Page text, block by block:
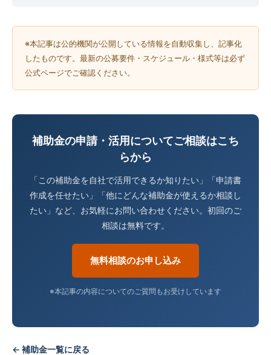
※本記事は公的機関が公開している情報を自動収集し、記事化
したものです。最新の公募要件・スケジュール・様式等は必ず
公式ページでご確認ください。
補助金の申請・活用についてご相談はこち
らから
「この補助金を自社で活用できるか知りたい」「申請書
作成を任せたい」「他にどんな補助金が使えるか相談し
たい」など、お気軽にお問い合わせください。初回のご
相談は無料です。
無料相談のお申し込み
※本記事の内容についてのご質問もお受けしています
← 補助金一覧に戻る